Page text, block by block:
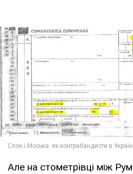
Але на стометрівці між